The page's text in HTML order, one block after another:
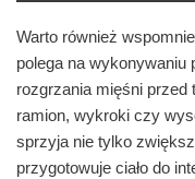
Warto również
polega na wykonywaniu
rozgrzania mięśni przed
ramion, wykroki czy
sprzyja nie tylko
przygotowuje ciało do